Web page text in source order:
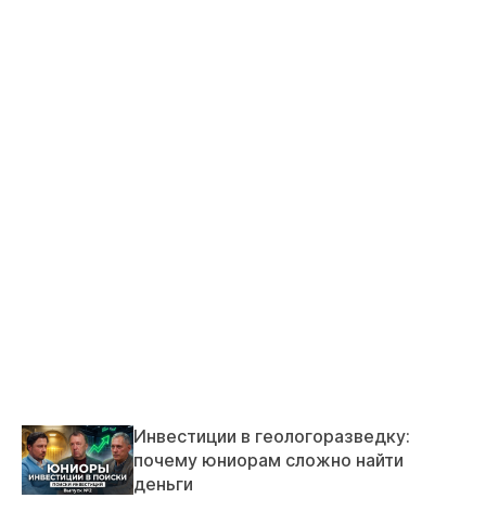
Инвестиции в геологоразведку:
почему юниорам сложно найти
деньги